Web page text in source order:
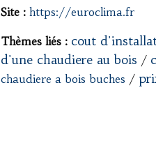
Site : https://euroclima.fr
Thèmes liés : cout
d'une chaudiere au bois /
chaudiere a bois buches /